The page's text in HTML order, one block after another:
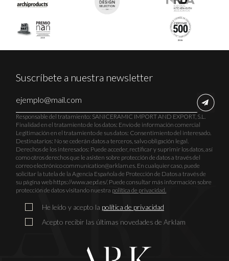
Suscríbete a nuestra newsletter
Responsable del tratamiento: SANICERAMIC IMPORT AND EXPORT, S.L.
Finalidad en el tratamiento de los datos: Envío de información comercial
Legitimación en el tratamiento de sus datos: Consentimiento del interesado.
Destinatarios: No se cederán datos a terceros, salvo obligación legal.
Derechos de los interesados: Puede acceder, rectificar y suprimir los datos, así
como otros derechos que le asisten sobre protección de datos a través del
correo electrónico communication@arklam.es. En cualquier caso, puede
solicitar la tutela de la Agencia Española de Protección de Datos a través de
su página web https://www.aepd.es/. Puede consultar más información sobre
protección de datos visitando nuestra política de privacidad.
He leído y acepto la política de privacidad
Acepto recibir las últimas novedades de Arklam